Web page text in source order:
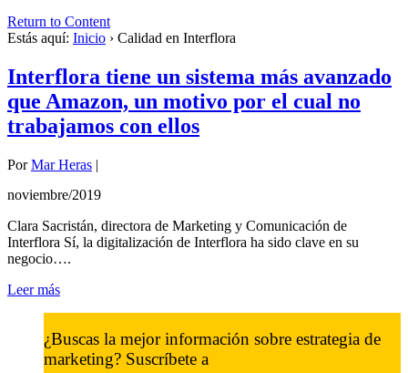
Return to Content
Estás aquí: Inicio › Calidad en Interflora
Interflora tiene un sistema más avanzado
que Amazon, un motivo por el cual no
trabajamos con ellos
PorMar Heras |
noviembre/2019
Clara Sacristán, directora de Marketing y Comunicación de
Interflora Sí, la digitalización de Interflora ha sido clave en su
negocio….
Leer más
¿Buscas la mejor información sobre estrategia de
marketing? Suscríbete a